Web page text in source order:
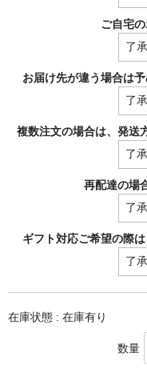
ご自宅
お届け先が違う場合は
複数注文の場合は、発送
再配達の場
ギフト対応ご希望の際
在庫状態 : 在庫有り
数量